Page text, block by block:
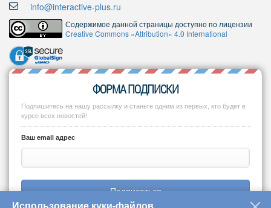
info@interactive-plus.ru
Содержимое данной страницы доступно по лицензии
Creative Commons «Attribution» 4.0 International
ФОРМА ПОДПИСКИ
Подпишитесь на нашу рассылку и станьте одним из первых, кто будет в
курсе всех новостей!
Ваш email адрес
Подписаться